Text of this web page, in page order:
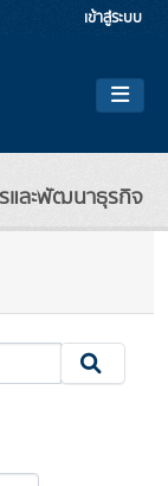
เข้าสู่ระบบ
และพัฒนาธุรกิจ